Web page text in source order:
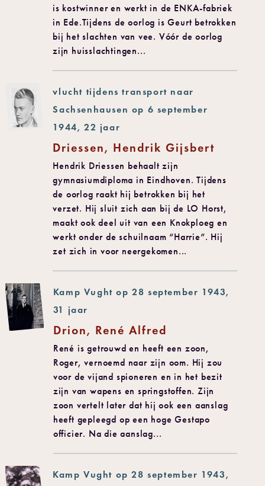
is kostwinner en werkt in de ENKA-fabriek
in Ede.Tijdens de oorlog is Geurt betrokken
bij het slachten van vee. Vóór de oorlog
zijn huisslachtingen...
vlucht tijdens transport naar
Sachsenhausen op 6 september
1944, 22 jaar
Driessen, Hendrik Gijsbert
Hendrik Driessen behaalt zijn
gymnasiumdiploma in Eindhoven. Tijdens
de oorlog raakt hij betrokken bij het
verzet. Hij sluit zich aan bij de LO Horst,
maakt ook deel uit van een Knokploeg en
werkt onder de schuilnaam “Harrie”. Hij
zet zich in voor neergekomen...
Kamp Vught op 28 september 1943,
31 jaar
Drion, René Alfred
René is getrouwd en heeft een zoon,
Roger, vernoemd naar zijn oom. Hij zou
voor de vijand spioneren en in het bezit
zijn van wapens en springstoffen. Zijn
zoon vertelt later dat hij ook een aanslag
heeft gepleegd op een hoge Gestapo
officier. Na die aanslag...
Kamp Vught op 28 september 1943,